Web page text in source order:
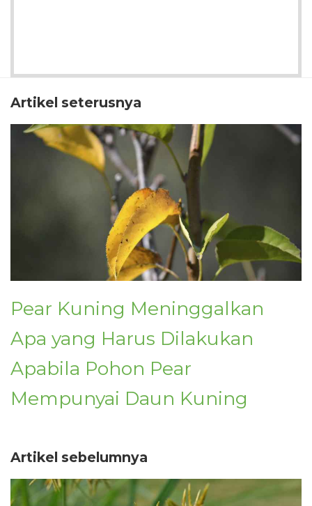
Artikel seterusnya
Pear Kuning Meninggalkan
Apa yang Harus Dilakukan
Apabila Pohon Pear
Mempunyai Daun Kuning
Artikel sebelumnya